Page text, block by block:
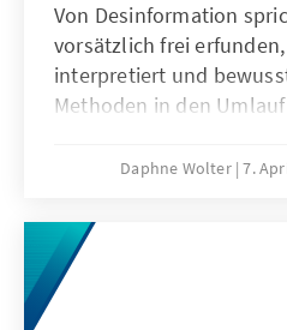
Von Desinformation
vorsätzlich frei
interpretiert und
Methoden in den
alles verwendet, was
zu einem politischen
(„You are fake news!“).
Überbegriff lautet daher
Daphne Wolter 7.